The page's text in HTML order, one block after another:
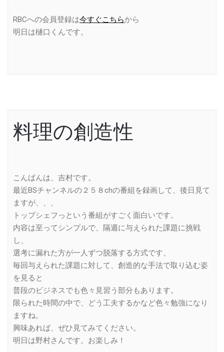
RBCへの会員登録は今すぐこちらから
明日は樋口くんです。
料理の創造性
こんばんは、吉村です。
最近BSチャンネルの２５８chの番組を録画して、後日見て
ますが、、、
トップシェフっという番組がすごく面白いです。
内容は至ってシンプルで、隔週に与えられた課題に挑戦
し、
選考に漏れた方が一人ずつ脱落する方式です、
毎回与えられた課題に対して、創造的な手法で取り込む姿
を見ると
普段のビジネスでも色々見習う部分もあります。
限られた時間の中で、どう工夫するかなど色々勉強になり
ますね。
興味あれば、ぜひ見てみてください。
明日は野村さんです。お楽しみ！